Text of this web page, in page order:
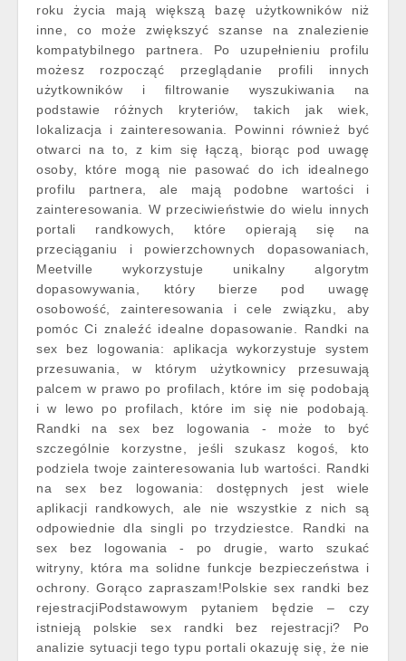
roku życia mają większą bazę użytkowników niż
inne, co może zwiększyć szanse na znalezienie
kompatybilnego partnera. Po uzupełnieniu profilu
możesz rozpocząć przeglądanie profili innych
użytkowników i filtrowanie wyszukiwania na
podstawie różnych kryteriów, takich jak wiek,
lokalizacja i zainteresowania. Powinni również być
otwarci na to, z kim się łączą, biorąc pod uwagę
osoby, które mogą nie pasować do ich idealnego
profilu partnera, ale mają podobne wartości i
zainteresowania. W przeciwieństwie do wielu innych
portali randkowych, które opierają się na
przeciąganiu i powierzchownych dopasowaniach,
Meetville wykorzystuje unikalny algorytm
dopasowywania, który bierze pod uwagę
osobowość, zainteresowania i cele związku, aby
pomóc Ci znaleźć idealne dopasowanie. Randki na
sex bez logowania: aplikacja wykorzystuje system
przesuwania, w którym użytkownicy przesuwają
palcem w prawo po profilach, które im się podobają
i w lewo po profilach, które im się nie podobają.
Randki na sex bez logowania - może to być
szczególnie korzystne, jeśli szukasz kogoś, kto
podziela twoje zainteresowania lub wartości. Randki
na sex bez logowania: dostępnych jest wiele
aplikacji randkowych, ale nie wszystkie z nich są
odpowiednie dla singli po trzydziestce. Randki na
sex bez logowania - po drugie, warto szukać
witryny, która ma solidne funkcje bezpieczeństwa i
ochrony. Gorąco zapraszam!Polskie sex randki bez
rejestracjiPodstawowym pytaniem będzie – czy
istnieją polskie sex randki bez rejestracji? Po
analizie sytuacji tego typu portali okazuję się, że nie